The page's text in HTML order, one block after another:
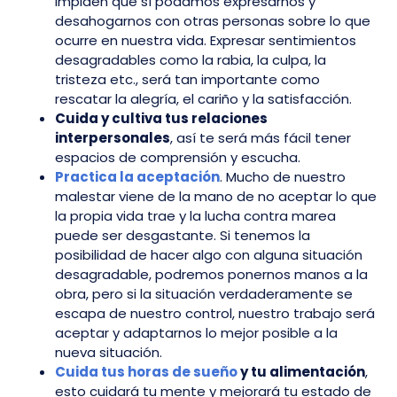
desahogarnos con otras personas sobre lo que
ocurre en nuestra vida. Expresar sentimientos
desagradables como la rabia, la culpa, la
tristeza etc., será tan importante como
rescatar la alegría, el cariño y la satisfacción.
Cuida y cultiva tus relaciones
interpersonales, así te será más fácil tener
espacios de comprensión y escucha.
Practica la aceptación. Mucho de nuestro
malestar viene de la mano de no aceptar lo que
la propia vida trae y la lucha contra marea
puede ser desgastante. Si tenemos la
posibilidad de hacer algo con alguna situación
desagradable, podremos ponernos manos a la
obra, pero si la situación verdaderamente se
escapa de nuestro control, nuestro trabajo será
aceptar y adaptarnos lo mejor posible a la
nueva situación.
Cuida tus horas de sueñoy tu alimentación,
esto cuidará tu mente y mejorará tu estado de